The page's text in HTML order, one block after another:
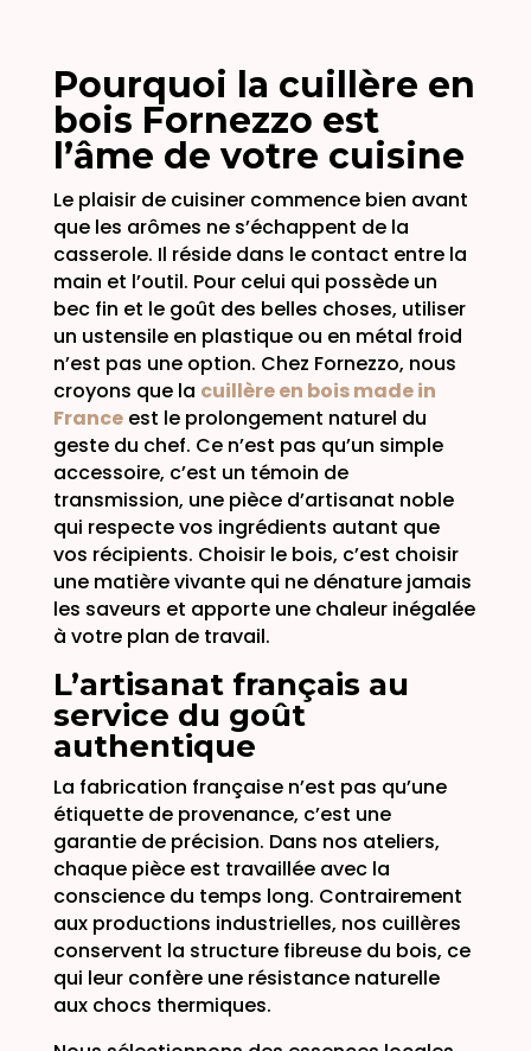
Pourquoi la cuillère en
bois Fornezzo est
l’âme de votre cuisine
Le plaisir de cuisiner commence bien avant
que les arômes ne s’échappent de la
casserole. Il réside dans le contact entre la
main et l’outil. Pour celui qui possède un
bec fin et le goût des belles choses, utiliser
un ustensile en plastique ou en métal froid
n’est pas une option. Chez Fornezzo, nous
croyons que la cuillère en bois made in
Franceest le prolongement naturel du
geste du chef. Ce n’est pas qu’un simple
accessoire, c’est un témoin de
transmission, une pièce d’artisanat noble
qui respecte vos ingrédients autant que
vos récipients. Choisir le bois, c’est choisir
une matière vivante qui ne dénature jamais
les saveurs et apporte une chaleur inégalée
à votre plan de travail.
L’artisanat français au
service du goût
authentique
La fabrication française n’est pas qu’une
étiquette de provenance, c’est une
garantie de précision. Dans nos ateliers,
chaque pièce est travaillée avec la
conscience du temps long. Contrairement
aux productions industrielles, nos cuillères
conservent la structure fibreuse du bois, ce
qui leur confère une résistance naturelle
aux chocs thermiques.